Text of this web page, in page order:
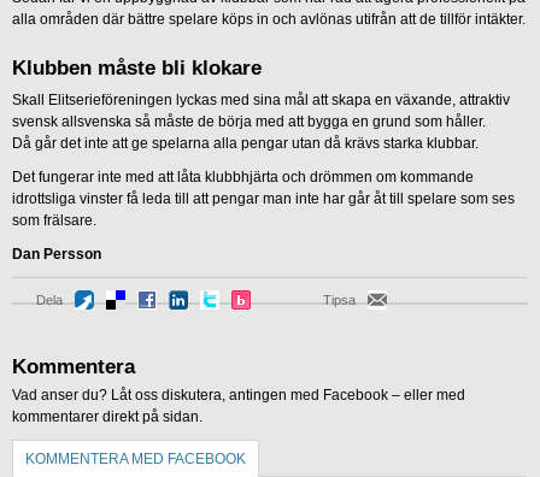
alla områden där bättre spelare köps in och avlönas utifrån att de tillför intäkter.
Klubben måste bli klokare
Skall Elitserieföreningen lyckas med sina mål att skapa en växande, attraktiv
svensk allsvenska så måste de börja med att bygga en grund som håller.
Då går det inte att ge spelarna alla pengar utan då krävs starka klubbar.
Det fungerar inte med att låta klubbhjärta och drömmen om kommande
idrottsliga vinster få leda till att pengar man inte har går åt till spelare som ses
som frälsare.
Dan Persson
Dela Tipsa
Kommentera
Vad anser du? Låt oss diskutera, antingen med Facebook – eller med
kommentarer direkt på sidan.
KOMMENTERA MED FACEBOOK